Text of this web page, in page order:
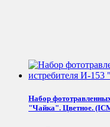
Набор
"Чайка". Цветное.